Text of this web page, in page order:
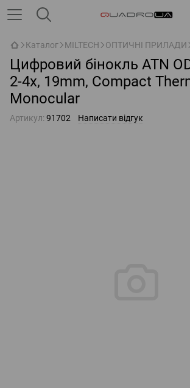
Каталог MILTECH ОПТИЧНІ ПРИЛАДИ
Цифровий бінокль ATN
2-4x, 19mm, Compact
Monocular
Артикул: 91702 Написати відгук